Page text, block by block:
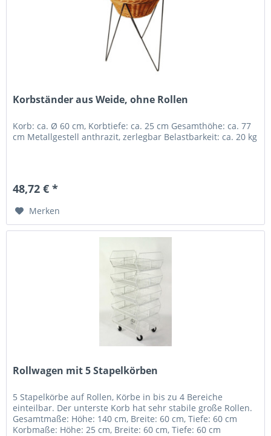
Korbständer aus Weide, ohne Rollen
Korb: ca. Ø 60 cm, Korbtiefe: ca. 25 cm Gesamthöhe: ca. 77
cm Metallgestell anthrazit, zerlegbar Belastbarkeit: ca. 20 kg
48,72 € *
Merken
Rollwagen mit 5 Stapelkörben
5 Stapelkörbe auf Rollen, Körbe in bis zu 4 Bereiche
einteilbar. Der unterste Korb hat sehr stabile große Rollen.
Gesamtmaße: Höhe: 140 cm, Breite: 60 cm, Tiefe: 60 cm
Korbmaße: Höhe: 25 cm, Breite: 60 cm, Tiefe: 60 cm